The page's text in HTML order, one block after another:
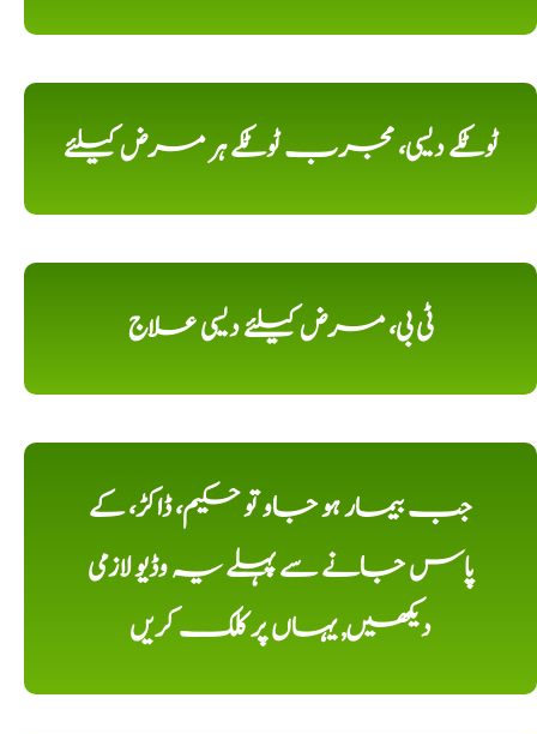
ٹوٹکے دیسی، مجرب ٹوٹکے ہر مرض کیلئے
ٹی بی، مرض کیلئے دیسی علاج
جب بیمار ہو جاو تو حکیم، ڈاکڑ، کے
پاس جانے سے پہلے یہ وڈیو لازمی
دیکھیں, یہاں پر کلک کریں